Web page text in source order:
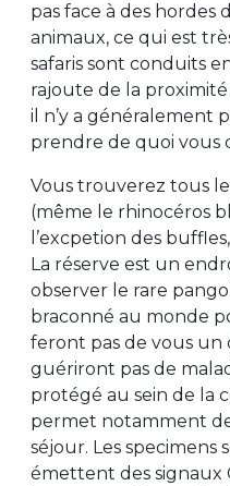
pas face à des
animaux, ce qui est
safaris sont conduits
rajoute de la
il n’y a généralement
prendre de quoi vous
Vous trouverez tous
(même le rhinocéros
l’excpetion des
La réserve est un
observer le rare
braconné au monde
feront pas de vous un
guériront pas de
protégé au sein de la
permet notamment
séjour. Les specimens
émettent des signaux